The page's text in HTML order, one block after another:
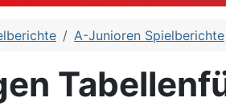
A-Junioren Spielberichte